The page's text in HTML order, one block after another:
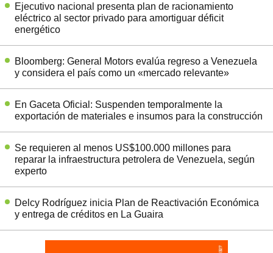
Ejecutivo nacional presenta plan de racionamiento
eléctrico al sector privado para amortiguar déficit
energético
Bloomberg: General Motors evalúa regreso a Venezuela
y considera el país como un «mercado relevante»
En Gaceta Oficial: Suspenden temporalmente la
exportación de materiales e insumos para la construcción
Se requieren al menos US$100.000 millones para
reparar la infraestructura petrolera de Venezuela, según
experto
Delcy Rodríguez inicia Plan de Reactivación Económica
y entrega de créditos en La Guaira